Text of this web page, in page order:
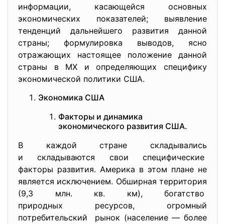
информации, касающейся основных
экономических показателей; выявление
тенденций дальнейшего развития данной
страны; формулировка выводов, ясно
отражающих настоящее положение данной
страны в МХ и определяющих специфику
экономической политики США.
Экономика США
Факторы и динамика
экономического развития США.
В каждой стране складывались
и складываются свои специфические
факторы развития. Америка в этом плане не
является исключением. Обширная территория
(9,3 млн. кв. км), богатство
природных ресурсов, огромный
потребительский рынок (население — более